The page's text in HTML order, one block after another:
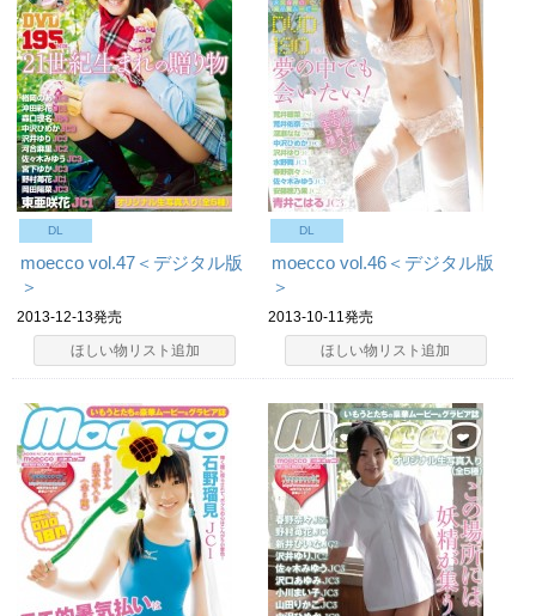
DL
moecco vol.47＜デジタル版
＞
2013-12-13発売
ほしい物リスト追加
DL
moecco vol.46＜デジタル版
＞
2013-10-11発売
ほしい物リスト追加